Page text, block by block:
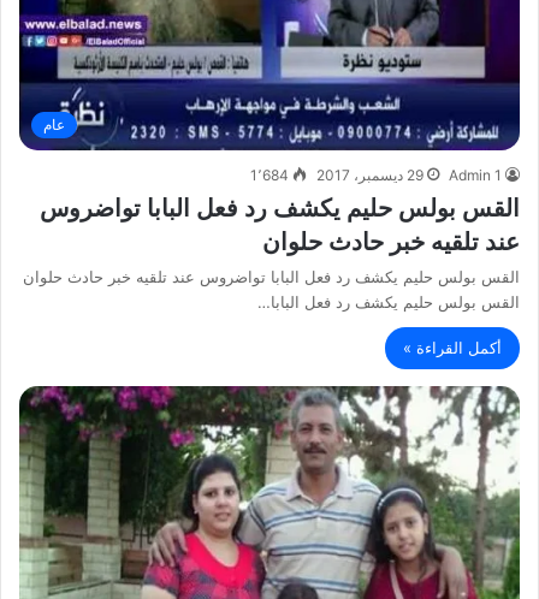
عام
Admin 1 29 ديسمبر، 2017 1٬684
القس بولس حليم يكشف رد فعل البابا تواضروس
عند تلقيه خبر حادث حلوان
القس بولس حليم يكشف رد فعل البابا تواضروس عند تلقيه خبر حادث حلوان
القس بولس حليم يكشف رد فعل البابا…
أكمل القراءة »